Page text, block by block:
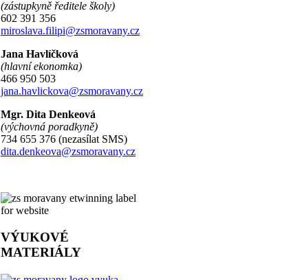
(zástupkyně ředitele školy)
602 391 356
miroslava.filipi@zsmoravany.cz
Jana Havlíčková
(hlavní ekonomka)
466 950 503
jana.havlickova@zsmoravany.cz
Mgr. Dita Denkeová
(výchovná poradkyně)
734 655 376 (nezasílat SMS)
dita.denkeova@zsmoravany.cz
VÝUKOVÉ
MATERIÁLY